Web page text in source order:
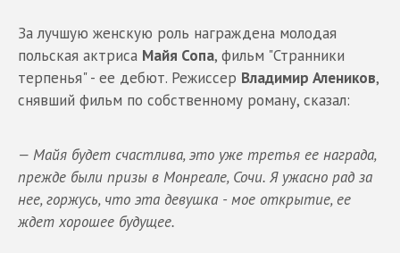
За лучшую женскую роль награждена молодая
польская актриса Майя Сопа, фильм "Странники
терпенья" - ее дебют. Режиссер Владимир Алеников,
снявший фильм по собственному роману, сказал:
— Майя будет счастлива, это уже третья ее награда,
прежде были призы в Монреале, Сочи. Я ужасно рад за
нее, горжусь, что эта девушка - мое открытие, ее
ждет хорошее будущее.